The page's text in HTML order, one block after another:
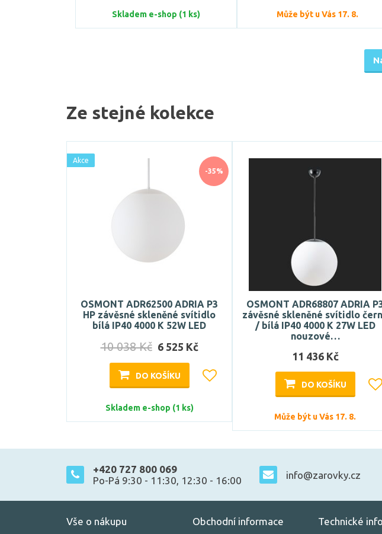
Skladem e-shop (1 ks) Může být u Vás 17. 8.
Ze stejné kolekce
-35%
Akce
OSMONT ADR62500 ADRIA P3
HP závěsné skleněné svítidlo
bílá IP40 4000 K 52W LED
10 038 Kč 6 525 Kč
DO KOŠÍKU
Skladem e-shop (1 ks)
OSMONT ADR68807 ADRIA
závěsné skleněné svítidlo
/ bílá IP40 4000 K 27W LED
nouzové…
11 436 Kč
DO KOŠÍKU
Může být u Vás 17. 8.
+420 727 800 069
Po-Pá 9:30 - 11:30, 12:30 - 16:00
info@zarovky.cz
Vše o nákupu Obchodní informace Technické